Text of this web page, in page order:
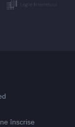
înscrise